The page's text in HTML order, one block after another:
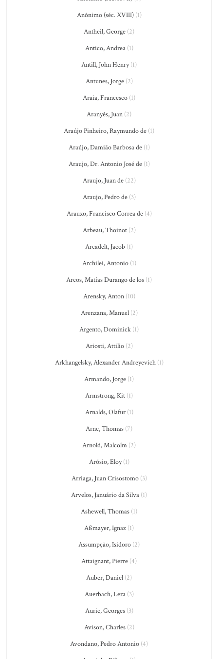
Anônimo (séc. XVIII)(1)
Antheil, George (2)
Antico, Andrea(1)
Antill, John Henry(1)
Antunes, Jorge(2)
Araia, Francesco (1)
Aranyés, Juan (2)
Araújo Pinheiro, Raymundo de (1)
Araújo, Damião Barbosa de(1)
Araujo, Dr. Antonio José de(1)
Araujo, Juan de(22)
Araujo, Pedro de(3)
Arauxo, Francisco Correa de(4)
Arbeau, Thoinot(2)
Arcadelt, Jacob (1)
Archilei, Antonio(1)
Arcos, Matías Durango de los (1)
Arensky, Anton(10)
Arenzana, Manuel(2)
Argento, Dominick (1)
Ariosti, Attilio(2)
Arkhangelsky, Alexander Andreyevich(1)
Armando, Jorge (1)
Armstrong, Kit (1)
Arnalds, Olafur(1)
Arne, Thomas (7)
Arnold, Malcolm (2)
Arósio, Eloy(1)
Arriaga, Juan Crisostomo(3)
Arvelos, Januário da Silva (1)
Ashewell, Thomas (1)
Aßmayer, Ignaz (1)
Assumpção, Isidoro (2)
Attaignant, Pierre (4)
Auber, Daniel (2)
Auerbach, Lera(3)
Auric, Georges(3)
Avison, Charles(2)
Avondano, Pedro Antonio (4)